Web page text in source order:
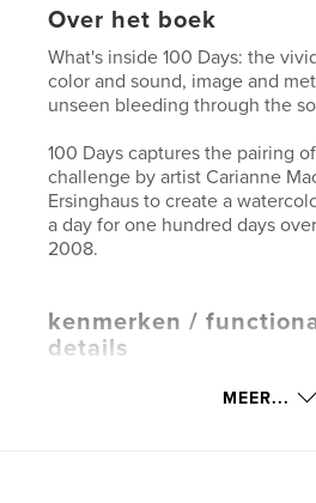
Over het boek
What's inside 100 Days: the
color and sound, image and
unseen bleeding through the
100 Days captures the pairing
challenge by artist Carianne
Ersinghaus to create a
a day for one hundred days
2008.
kenmerken /
details
MEER...